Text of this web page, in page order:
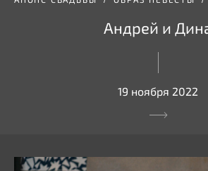
Андрей и
19 ноября 2022